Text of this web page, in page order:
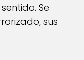
Se
sus